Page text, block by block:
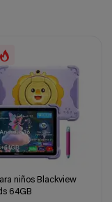
niños Blackview
64GB